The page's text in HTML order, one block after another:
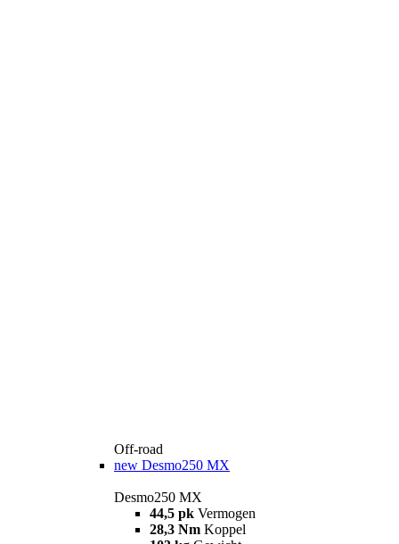
Off-road
new Desmo250 MX
Desmo250 MX
44,5 pk Vermogen
28,3 Nm Koppel